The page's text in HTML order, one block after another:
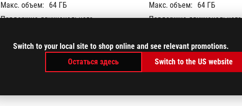
Switch to your local site to shop online and see relevant promotions.
Остаться здесь
Switch to the US website
Макс. объем:
64 ГБ
Поддержка двухканального
Макс. объем:
64 ГБ
Поддержка двухканального